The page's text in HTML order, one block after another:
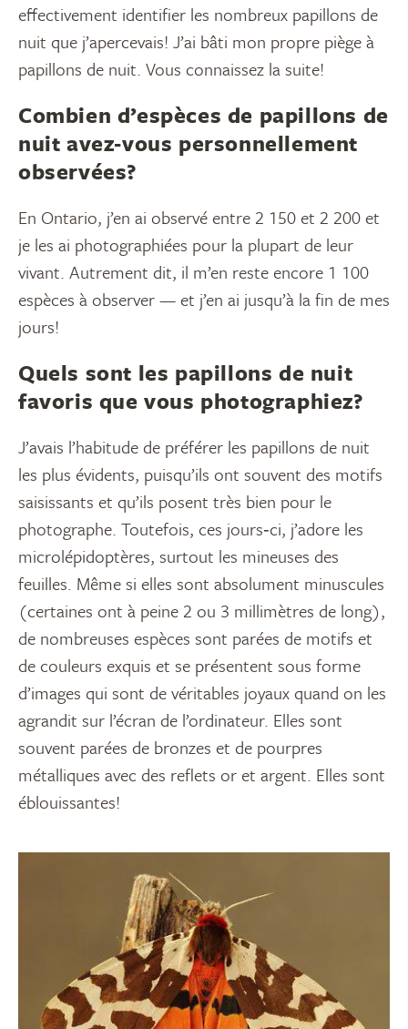
effectivement identifier les nombreux papillons de
nuit que j’apercevais! J’ai bâti mon propre piège à
papillons de nuit. Vous connaissez la suite!
Combien d’espèces de papillons de
nuit avez‑vous personnellement
observées?
En Ontario, j’en ai observé entre 2 150 et 2 200 et
je les ai photographiées pour la plupart de leur
vivant. Autrement dit, il m’en reste encore 1 100
espèces à observer — et j’en ai jusqu’à la fin de mes
jours!
Quels sont les papillons de nuit
favoris que vous photographiez?
J’avais l’habitude de préférer les papillons de nuit
les plus évidents, puisqu’ils ont souvent des motifs
saisissants et qu’ils posent très bien pour le
photographe. Toutefois, ces jours‑ci, j’adore les
microlépidoptères, surtout les mineuses des
feuilles. Même si elles sont absolument minuscules
(certaines ont à peine 2 ou 3 millimètres de long),
de nombreuses espèces sont parées de motifs et
de couleurs exquis et se présentent sous forme
d’images qui sont de véritables joyaux quand on les
agrandit sur l’écran de l’ordinateur. Elles sont
souvent parées de bronzes et de pourpres
métalliques avec des reflets or et argent. Elles sont
éblouissantes!